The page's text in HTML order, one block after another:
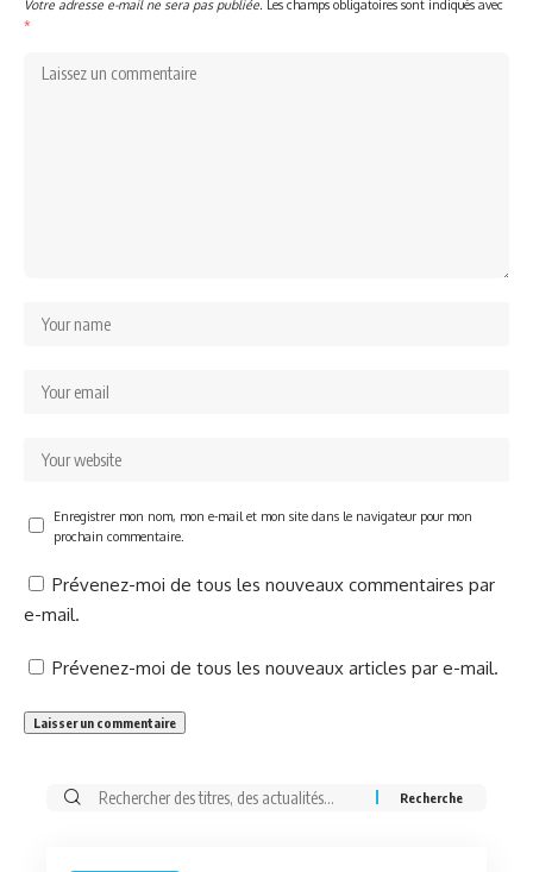
Votre adresse e-mail ne sera pas publiée.
Les champs obligatoires sont indiqués avec
*
Enregistrer mon nom, mon e-mail et mon site dans le navigateur pour mon
prochain commentaire.
Prévenez-moi de tous les nouveaux commentaires par
e-mail.
Prévenez-moi de tous les nouveaux articles par e-mail.
Rechercher: